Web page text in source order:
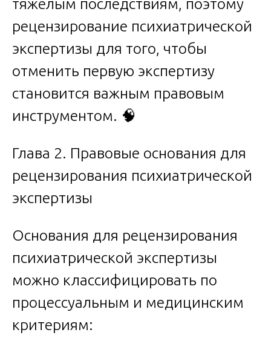
тяжёлым последствиям, поэтому
рецензирование психиатрической
экспертизы для того, чтобы
отменить первую экспертизу
становится важным правовым
инструментом. 🧠
Глава 2. Правовые основания для
рецензирования психиатрической
экспертизы
Основания для рецензирования
психиатрической экспертизы
можно классифицировать по
процессуальным и медицинским
критериям: